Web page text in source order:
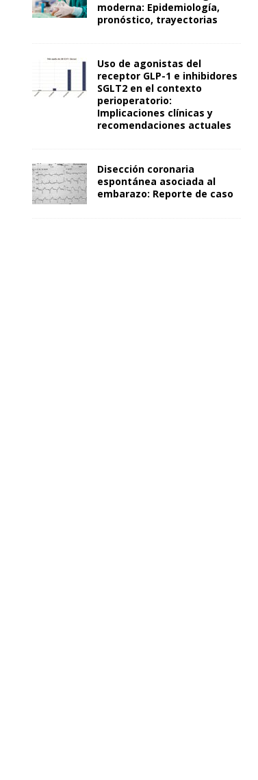
moderna: Epidemiología,
pronóstico, trayectorias
Uso de agonistas del
receptor GLP-1 e inhibidores
SGLT2 en el contexto
perioperatorio:
Implicaciones clínicas y
recomendaciones actuales
Disección coronaria
espontánea asociada al
embarazo: Reporte de caso